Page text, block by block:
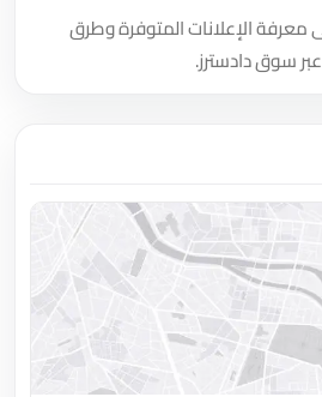
الإعلانات المتوفرة وطرق
سوق دادسترز.